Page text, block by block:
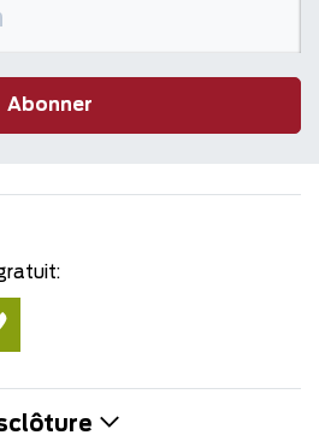
Abonner